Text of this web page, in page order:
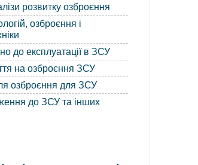
розвитку озброєння
озброєння і
до експлуатації в ЗСУ
на озброєння ЗСУ
озброєння для ЗСУ
до ЗСУ та інших